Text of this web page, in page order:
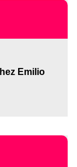
Emilio